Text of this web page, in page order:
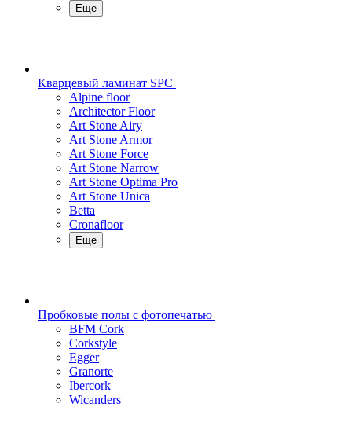
Еще
Кварцевый ламинат SPC
Alpine floor
Architector Floor
Art Stone Airy
Art Stone Armor
Art Stone Force
Art Stone Narrow
Art Stone Optima Pro
Art Stone Unica
Betta
Cronafloor
Еще
Пробковые полы с фотопечатью
BFM Cork
Corkstyle
Egger
Granorte
Ibercork
Wicanders